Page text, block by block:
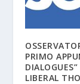
PRIMO
LIBERAL